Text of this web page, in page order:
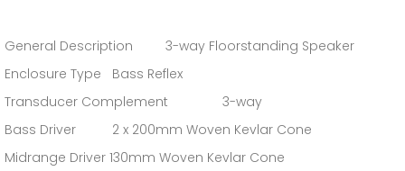
General Description 3-way Floorstanding Speaker
Enclosure Type Bass Reflex
Transducer Complement 3-way
Bass Driver 2 x 200mm Woven Kevlar Cone
Midrange Driver 130mm Woven Kevlar Cone